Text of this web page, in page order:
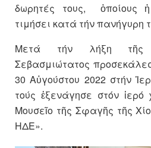
δωρητές τους, ὁποίους
τιμήσει κατά τήν πανήγυρη
Μετά τήν λήξη τῆς
Σεβασμιώτατος
30 Αὐγούστου 2022 στήν
τούς ἐξενάγησε στόν ἱερό
Μουσεῖο τῆς Σφαγῆς τῆς
ΗΔΕ».